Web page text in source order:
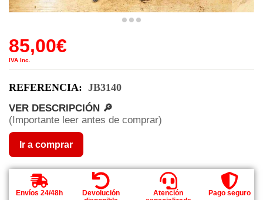
85,00€
IVA Inc.
REFERENCIA: JB3140
VER DESCRIPCIÓN 🔎
(Importante leer antes de comprar)
Ir a comprar
Envíos 24/48h
Devolución
Atención
Pago seguro